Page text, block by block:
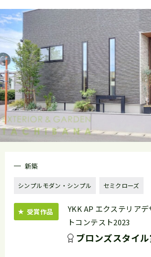
新築
シンプルモダン・シンプル セミクローズ
受賞作品
YKK AP エクステリア
トコンテスト2023
ブロンズスタイ